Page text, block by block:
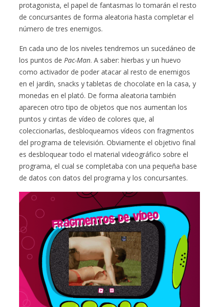
protagonista, el papel de fantasmas lo tomarán el resto
de concursantes de forma aleatoria hasta completar el
número de tres enemigos.
En cada uno de los niveles tendremos un sucedáneo de
los puntos dePac-Man. A saber: hierbas y un huevo
como activador de poder atacar al resto de enemigos
en el jardín, snacks y tabletas de chocolate en la casa, y
monedas en el plató. De forma aleatoria también
aparecen otro tipo de objetos que nos aumentan los
puntos y cintas de vídeo de colores que, al
coleccionarlas, desbloqueamos vídeos con fragmentos
del programa de televisión. Obviamente el objetivo final
es desbloquear todo el material videográfico sobre el
programa, el cual se completaba con una pequeña base
de datos con datos del programa y los concursantes.